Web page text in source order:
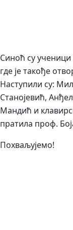
Синоћ су
где је такође
Наступили су:
Станојевић,
Мандић и
пратила проф.
Похваљујемо!